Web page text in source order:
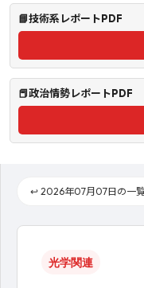
↩️ 2026年07月07日の一
光学関連
📘技術系レポートPDF
📕政治情勢レポートPDF